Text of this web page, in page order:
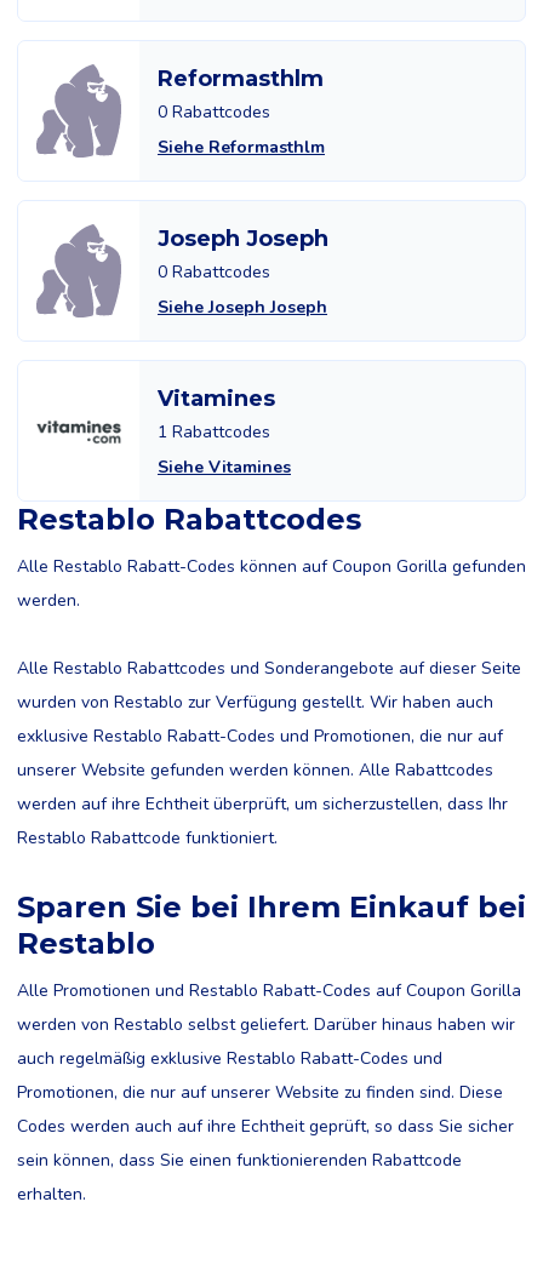
Reformasthlm
0 Rabattcodes
Siehe Reformasthlm
Joseph Joseph
0 Rabattcodes
Siehe Joseph Joseph
Vitamines
1 Rabattcodes
Siehe Vitamines
Restablo Rabattcodes
Alle Restablo Rabatt-Codes können auf Coupon Gorilla gefunden
werden.
Alle Restablo Rabattcodes und Sonderangebote auf dieser Seite
wurden von Restablo zur Verfügung gestellt. Wir haben auch
exklusive Restablo Rabatt-Codes und Promotionen, die nur auf
unserer Website gefunden werden können. Alle Rabattcodes
werden auf ihre Echtheit überprüft, um sicherzustellen, dass Ihr
Restablo Rabattcode funktioniert.
Sparen Sie bei Ihrem Einkauf bei
Restablo
Alle Promotionen und Restablo Rabatt-Codes auf Coupon Gorilla
werden von Restablo selbst geliefert. Darüber hinaus haben wir
auch regelmäßig exklusive Restablo Rabatt-Codes und
Promotionen, die nur auf unserer Website zu finden sind. Diese
Codes werden auch auf ihre Echtheit geprüft, so dass Sie sicher
sein können, dass Sie einen funktionierenden Rabattcode
erhalten.